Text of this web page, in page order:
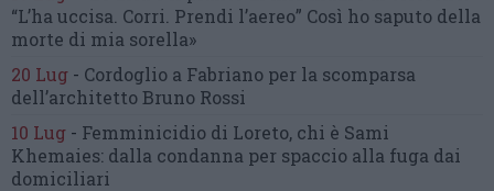
“L’ha uccisa. Corri. Prendi l’aereo” Così ho saputo della
morte di mia sorella»
20 Lug - Cordoglio a Fabriano per la scomparsa
dell’architetto Bruno Rossi
10 Lug - Femminicidio di Loreto, chi è Sami
Khemaies: dalla condanna per spaccio alla fuga dai
domiciliari